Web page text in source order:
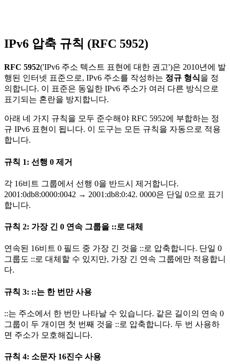
IPv6 압축 규칙 (RFC 5952)
RFC 5952('IPv6 주소 텍스트 표현에 대한 권고')은 2010년에 발
행된 인터넷 표준으로, IPv6 주소를 작성하는 정규 형식을 정
의합니다. 이 표준은 동일한 IPv6 주소가 여러 다른 방식으로
표기되는 혼란을 방지합니다.
아래 네 가지 규칙을 모두 준수해야 RFC 5952에 부합하는 정
규 IPv6 표현이 됩니다. 이 도구는 모든 규칙을 자동으로 적용
합니다.
규칙 1: 선행 0 제거
각 16비트 그룹에서 선행 0을 반드시 제거합니다.
2001:0db8:0000:0042 → 2001:db8:0:42. 0000은 단일 0으로 표기
합니다.
규칙 2: 가장 긴 0 연속 그룹을 ::로 대체
연속된 16비트 0 필드 중 가장 긴 것을 ::로 압축합니다. 단일 0
그룹도 ::로 대체할 수 있지만, 가장 긴 연속 그룹에만 적용합니
다.
규칙 3: ::는 한 번만 사용
::는 주소에서 한 번만 나타날 수 있습니다. 같은 길이의 연속 0
그룹이 두 개이면 첫 번째 것을 ::로 압축합니다. 두 번 사용하
면 주소가 모호해집니다.
규칙 4: 소문자 16진수 사용